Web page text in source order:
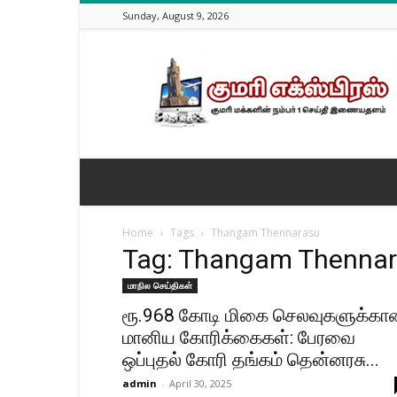
Sunday, August 9, 2026
News
|
Nagercoil
|
News
|
Nagercoil
Online
|
Kanyakumari
Online
News
Home Tags Thangam Thennarasu
Tag: Thangam
மாநில செய்திகள்
ரூ.968 கோடி மிகை
மானிய கோரிக்கைகள்: பேரவை
ஒப்புதல் கோரி தங்கம் தென்னரசு...
admin - April 30, 2025